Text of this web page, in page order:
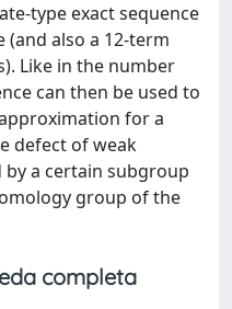
type exact sequence
also a 12-term
Like in the number
can then be used to
for a
defect of weak
a certain subgroup
group of the
completa